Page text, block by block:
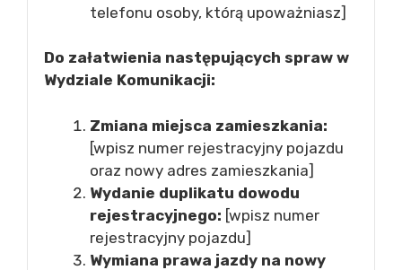
telefonu osoby, którą upoważniasz]
Do załatwienia następujących spraw w
Wydziale Komunikacji:
Zmiana miejsca zamieszkania:
[wpisz numer rejestracyjny pojazdu
oraz nowy adres zamieszkania]
Wydanie duplikatu dowodu
rejestracyjnego: [wpisz numer
rejestracyjny pojazdu]
Wymiana prawa jazdy na nowy